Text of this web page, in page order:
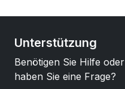
Unterstützung
Benötigen Sie Hilfe oder
haben Sie eine Frage?